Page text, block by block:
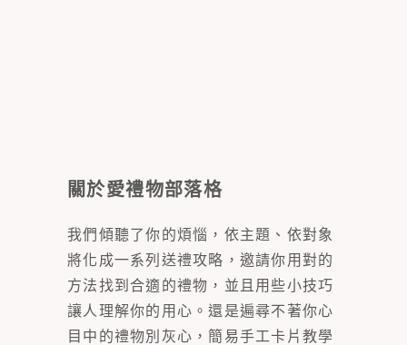
關於愛禮物部落格
我們傾聽了你的煩惱，依主題、依對象
將化成一系列送禮攻略，邀請你用對的
方法找到合適的禮物，並且用些小技巧
讓人理解你的用心。還是遍尋不著你心
目中的禮物別灰心，簡易手工卡片教學